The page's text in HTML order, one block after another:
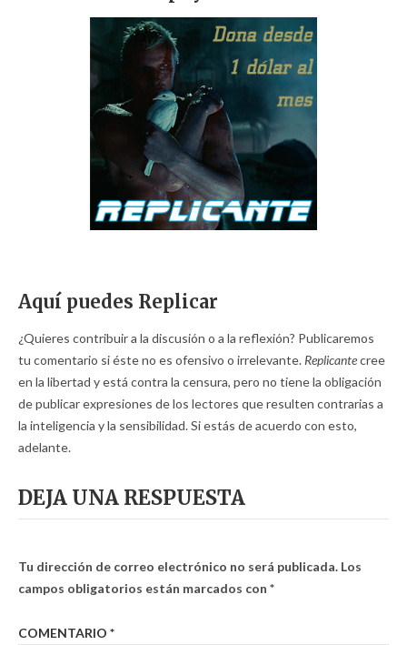
Aquí puedes Replicar
¿Quieres contribuir a la discusión o a la reflexión? Publicaremos
tu comentario si éste no es ofensivo o irrelevante. Replicantecree
en la libertad y está contra la censura, pero no tiene la obligación
de publicar expresiones de los lectores que resulten contrarias a
la inteligencia y la sensibilidad. Si estás de acuerdo con esto,
adelante.
DEJA UNA RESPUESTA
Tu dirección de correo electrónico no será publicada. Los
campos obligatorios están marcados con *
COMENTARIO *